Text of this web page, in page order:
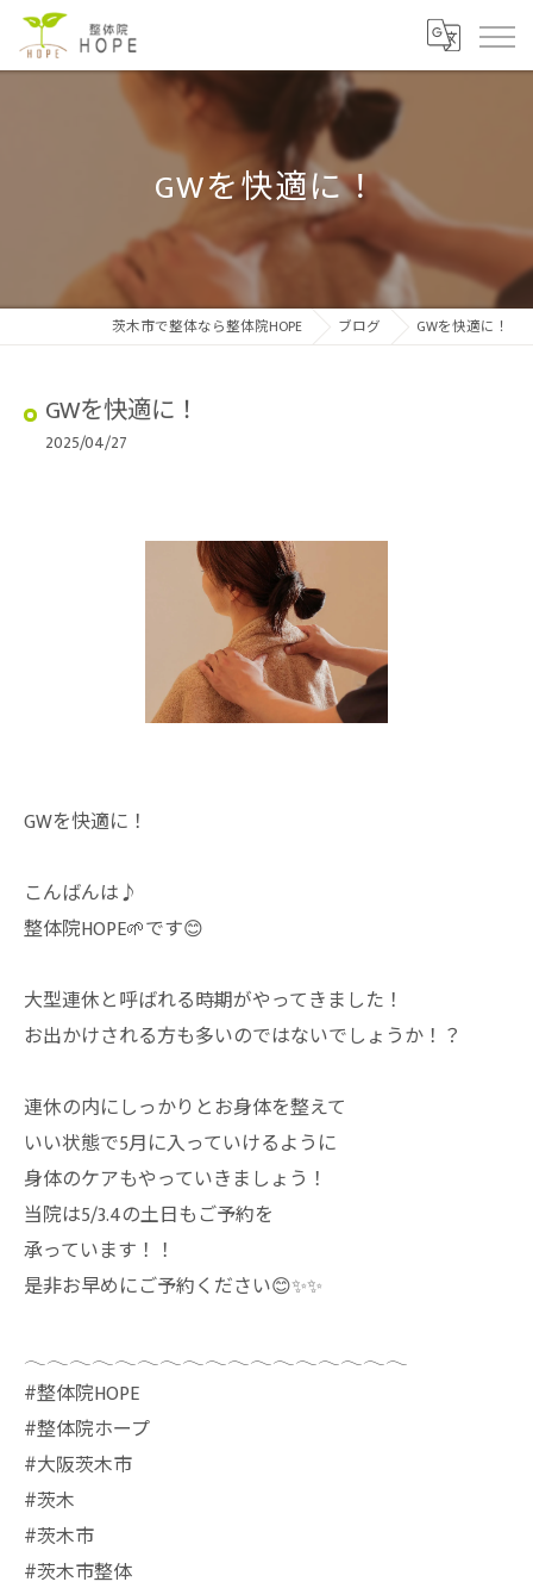
GWを快適に！
茨木市で整体なら整体院HOPE ブログ GWを快適に！
GWを快適に！
2025/04/27
GWを快適に！
こんばんは♪
整体院HOPE🌱です😊
大型連休と呼ばれる時期がやってきました！
お出かけされる方も多いのではないでしょうか！？
連休の内にしっかりとお身体を整えて
いい状態で5月に入っていけるように
身体のケアもやっていきましょう！
当院は5/3.4の土日もご予約を
承っています！！
是非お早めにご予約ください😊✨✨
𓂃𓂃𓂃𓂃𓂃𓂃𓂃𓂃𓂃𓂃𓂃𓂃𓂃𓂃𓂃𓂃𓂃
⁡#整体院HOPE
#整体院ホープ
#大阪茨木市
#茨木
#茨木市
#茨木市整体